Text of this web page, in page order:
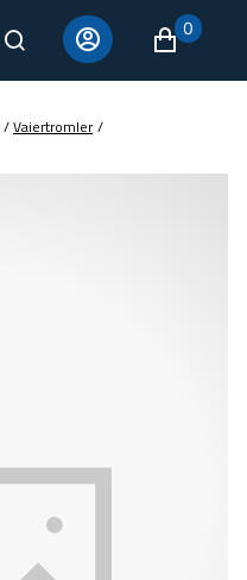
0
/Vaiertromler /